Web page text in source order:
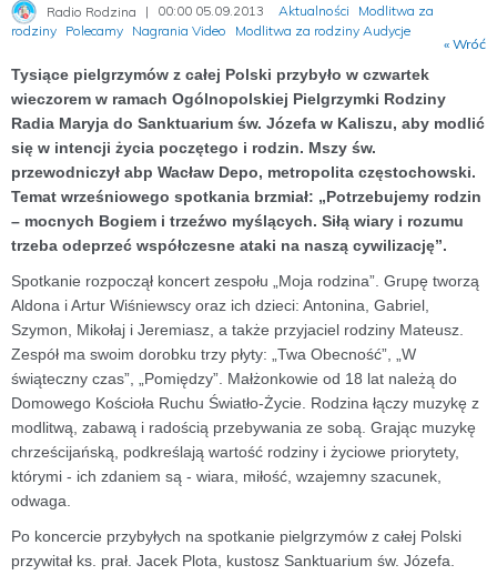
Radio Rodzina 00:00 05.09.2013 Aktualności
Modlitwa za
rodziny Polecamy Nagrania Video
Modlitwa za rodziny Audycje
« Wróć
Tysiące pielgrzymów z całej Polski przybyło w czwartek
wieczorem w ramach Ogólnopolskiej Pielgrzymki Rodziny
Radia Maryja do Sanktuarium św. Józefa w Kaliszu, aby modlić
się w intencji życia poczętego i rodzin. Mszy św.
przewodniczył abp Wacław Depo, metropolita częstochowski.
Temat wrześniowego spotkania brzmiał: „Potrzebujemy rodzin
– mocnych Bogiem i trzeźwo myślących. Siłą wiary i rozumu
trzeba odeprzeć współczesne ataki na naszą cywilizację”.
Spotkanie rozpoczął koncert zespołu „Moja rodzina”. Grupę tworzą
Aldona i Artur Wiśniewscy oraz ich dzieci: Antonina, Gabriel,
Szymon, Mikołaj i Jeremiasz, a także przyjaciel rodziny Mateusz.
Zespół ma swoim dorobku trzy płyty: „Twa Obecność”, „W
świąteczny czas”, „Pomiędzy”. Małżonkowie od 18 lat należą do
Domowego Kościoła Ruchu Światło-Życie. Rodzina łączy muzykę z
modlitwą, zabawą i radością przebywania ze sobą. Grając muzykę
chrześcijańską, podkreślają wartość rodziny i życiowe priorytety,
którymi - ich zdaniem są - wiara, miłość, wzajemny szacunek,
odwaga.
Po koncercie przybyłych na spotkanie pielgrzymów z całej Polski
przywitał ks. prał. Jacek Plota, kustosz Sanktuarium św. Józefa.